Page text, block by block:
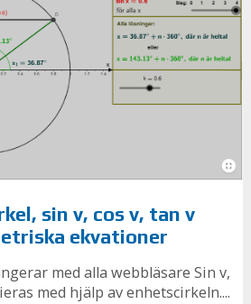
sin v, cos v, tan v
ekvationer
med alla webbläsare Sin v,
med hjälp av enhetscirkeln....